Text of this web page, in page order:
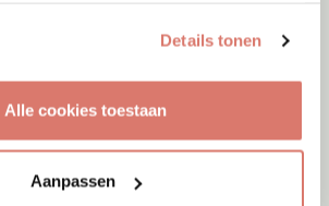
Details tonen
Alle cookies toestaan
Aanpassen